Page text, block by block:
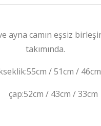
ayna camın eşsiz
takımında.
/ 51cm / 46cm
/ 43cm / 33cm